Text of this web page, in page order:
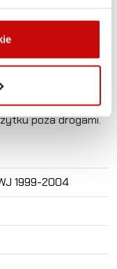
wiercenia ani
konstrukcyjnej
proszkowo na
poza drogami.
1999-2004